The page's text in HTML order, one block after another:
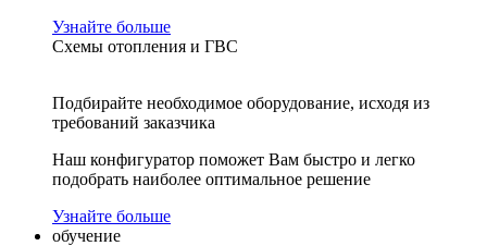
Узнайте больше
Схемы отопления и ГВС
Подбирайте необходимое оборудование, исходя из
требований заказчика
Наш конфигуратор поможет Вам быстро и легко
подобрать наиболее оптимальное решение
Узнайте больше
обучение